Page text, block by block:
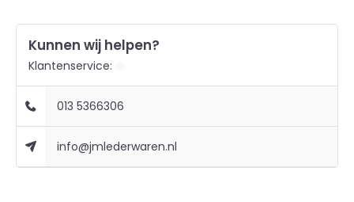
Kunnen wij helpen?
Klantenservice:
013 5366306
info@jmlederwaren.nl